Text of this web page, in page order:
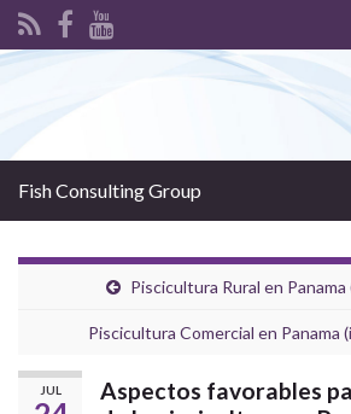
Fish Consulting Group
Piscicultura Rural en Panama
Piscicultura Comercial en Panama
JUL
Aspectos favorables